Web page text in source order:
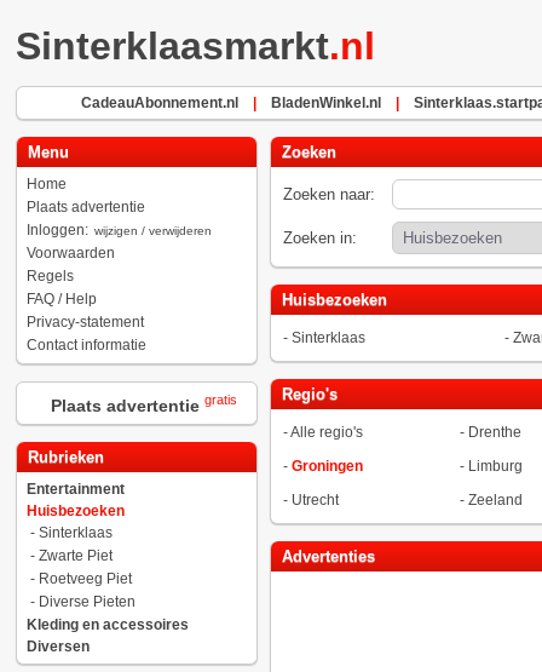
Sinterklaasmarkt.nl
CadeauAbonnement.nl BladenWinkel.nl
Menu
Home
Plaats advertentie
Inloggen: wijzigen / verwijderen
Voorwaarden
Regels
FAQ / Help
Privacy-statement
Contact informatie
Plaats advertentie gratis
Rubrieken
Entertainment
Huisbezoeken
- Sinterklaas
- Zwarte Piet
- Roetveeg Piet
- Diverse Pieten
Kleding en accessoires
Diversen
Zoeken
Zoeken naar:
Zoeken in:
Huisbezoeken
- Sinterklaas -
Regio's
-Alle regio's - Drenthe
- Groningen - Limburg
- Utrecht - Zeeland
Advertenties